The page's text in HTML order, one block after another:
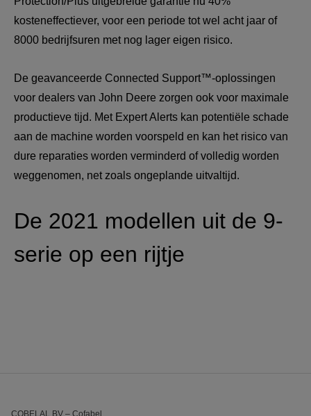
kosteneffectiever, voor een periode tot wel acht jaar of
8000 bedrijfsuren met nog lager eigen risico.
De geavanceerde Connected Support™-oplossingen
voor dealers van John Deere zorgen ook voor maximale
productieve tijd. Met Expert Alerts kan potentiële schade
aan de machine worden voorspeld en kan het risico van
dure reparaties worden verminderd of volledig worden
weggenomen, net zoals ongeplande uitvaltijd.
De 2021 modellen uit de 9-
serie op een rijtje